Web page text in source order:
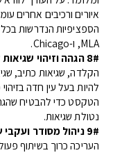
איורים ורכיבים אחרים
,MLA ו-Chicago.
8# הגהה וזיהוי שגיאות קטנטנות:
הקלדה, שגיאות כתיב,
להיות בעל עין חדה
הטקסט כדי להבטיח
נטולת שגיאות.
9# ניהול מסודר ועקבי של גרסאות שונות ומשוב הדדי:
העריכה כרוך בשיתוף